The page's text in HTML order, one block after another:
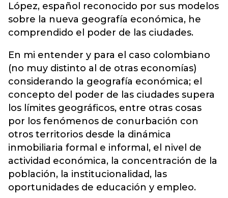
López, español reconocido por sus modelos
sobre la nueva geografía económica, he
comprendido el poder de las ciudades.
En mi entender y para el caso colombiano
(no muy distinto al de otras economías)
considerando la geografía económica; el
concepto del poder de las ciudades supera
los límites geográficos, entre otras cosas
por los fenómenos de conurbación con
otros territorios desde la dinámica
inmobiliaria formal e informal, el nivel de
actividad económica, la concentración de la
población, la institucionalidad, las
oportunidades de educación y empleo.